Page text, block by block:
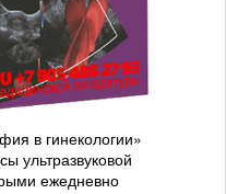
в гинекологии»
ультразвуковой
ежедневно